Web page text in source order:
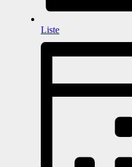
Liste